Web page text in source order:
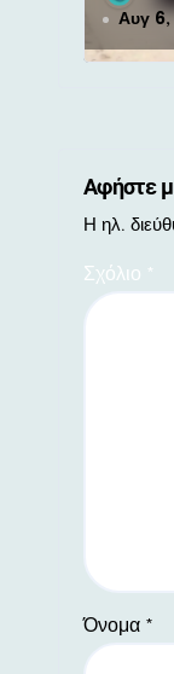
Αυγ
Αφήστε
Η ηλ.
Σχόλιο *
Όνομα *